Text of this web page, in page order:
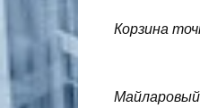
Корзина